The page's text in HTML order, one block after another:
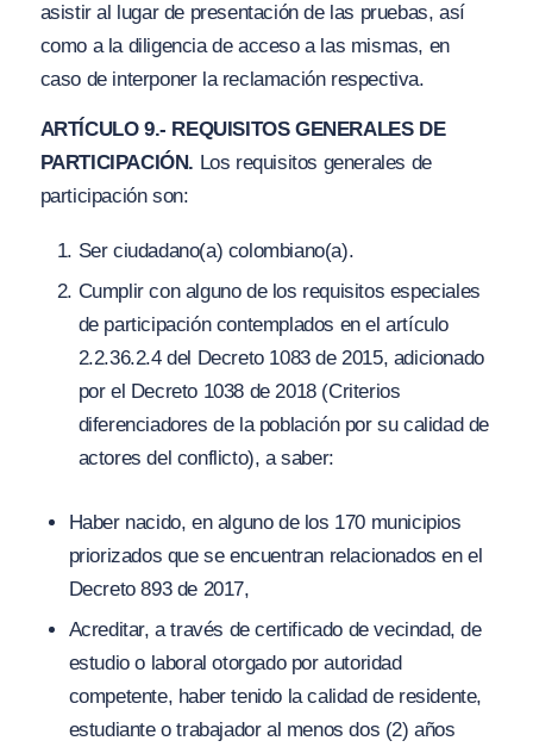
asistir al lugar de presentación de las pruebas, así
como a la diligencia de acceso a las mismas, en
caso de interponer la reclamación respectiva.
ARTÍCULO 9.- REQUISITOS GENERALES DE
PARTICIPACIÓN. Los requisitos generales de
participación son:
Ser ciudadano(a) colombiano(a).
Cumplir con alguno de los requisitos especiales
de participación contemplados en el artículo
2.2.36.2.4 del Decreto 1083 de 2015, adicionado
por el Decreto 1038 de 2018 (Criterios
diferenciadores de la población por su calidad de
actores del conflicto), a saber:
Haber nacido, en alguno de los 170 municipios
priorizados que se encuentran relacionados en el
Decreto 893 de 2017,
Acreditar, a través de certificado de vecindad, de
estudio o laboral otorgado por autoridad
competente, haber tenido la calidad de residente,
estudiante o trabajador al menos dos (2) años